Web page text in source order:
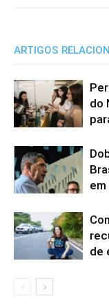
ARTIGOS
do
em
de